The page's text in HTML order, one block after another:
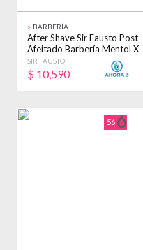
> BARBERÍA
After Shave Sir Fausto Post
Afeitado Barbería Mentol X
100ml
SIR FAUSTO
$ 10,590
56